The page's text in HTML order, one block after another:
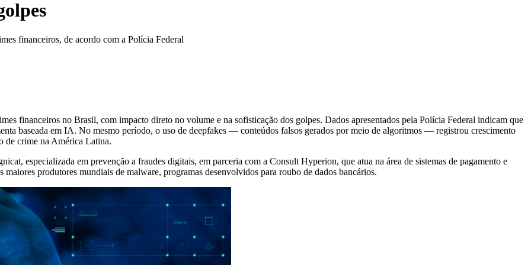
financeiros, de acordo com a Polícia Federal
financeiros no Brasil, com impacto direto no volume e na sofisticação dos golpes. Dados apresentados pela Polícia Federal indicam que
baseada em IA. No mesmo período, o uso de deepfakes — conteúdos falsos gerados por meio de algoritmos — registrou crescimento
de crime na América Latina.
especializada em prevenção a fraudes digitais, em parceria com a Consult Hyperion, que atua na área de sistemas de pagamento e
produtores mundiais de malware, programas desenvolvidos para roubo de dados bancários.